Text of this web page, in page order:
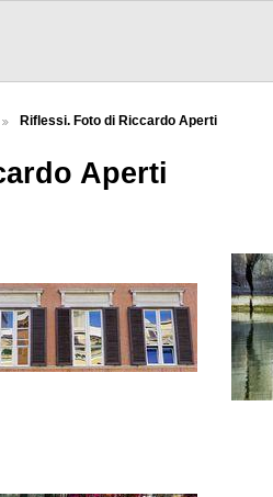
Riflessi. Foto di Riccardo Aperti
Aperti